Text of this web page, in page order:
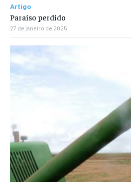
Artigo
Paraíso perdido
27 de janeiro de 2025